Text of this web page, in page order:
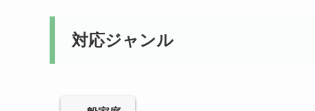
対応ジャンル